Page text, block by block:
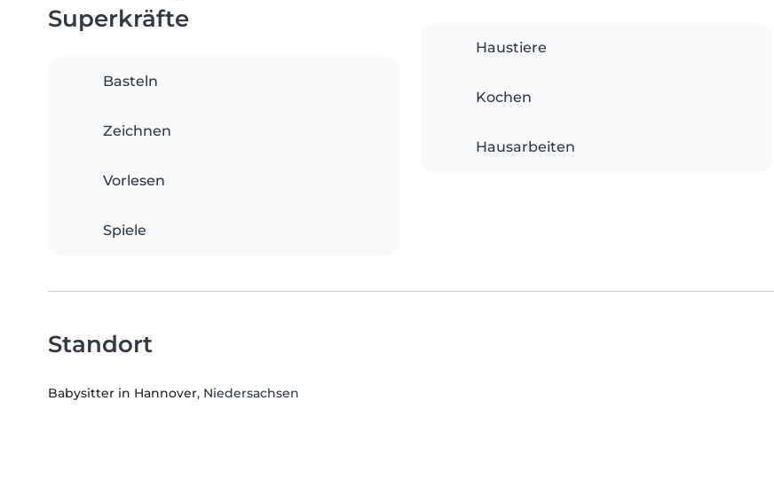
Superkräfte
Basteln
Zeichnen
Vorlesen
Spiele
Haustiere
Kochen
Hausarbeiten
Standort
Babysitter in Hannover, Niedersachsen